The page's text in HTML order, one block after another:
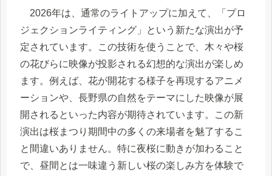
2026年は、通常のライトアップに加えて、「プロ
ジェクションライティング」という新たな演出が予
定されています。この技術を使うことで、木々や桜
の花びらに映像が投影される幻想的な演出が楽しめ
ます。例えば、花が開花する様子を再現するアニメ
ーションや、長野県の自然をテーマにした映像が展
開されるといった内容が期待されています。この新
演出は桜まつり期間中の多くの来場者を魅了するこ
と間違いありません。特に夜桜に動きが加わること
で、昼間とは一味違う新しい桜の楽しみ方を体験で